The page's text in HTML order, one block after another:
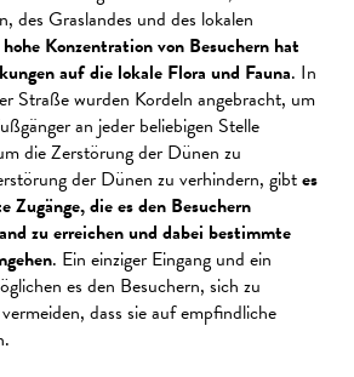
des Graslandes und des lokalen
Konzentration von Besuchern hat
auf die lokale Flora und Fauna. In
Straße wurden Kordeln angebracht, um
an jeder beliebigen Stelle
die Zerstörung der Dünen zu
der Dünen zu verhindern, gibtes
Zugänge, die es den Besuchern
zu erreichen und dabei bestimmte
. Ein einziger Eingang und ein
es den Besuchern, sich zu
dass sie auf empfindliche